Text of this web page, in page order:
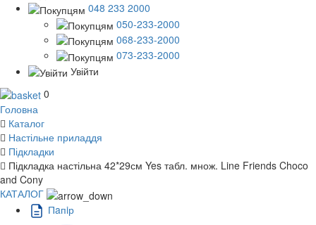
048 233 2000
050-233-2000
068-233-2000
073-233-2000
Увійти
0
Головна
Каталог
Настільне приладдя
Підкладки
Підкладка настільна 42*29см Yes табл. множ. Line Friends Choco
and Cony
КАТАЛОГ
Пaпiр